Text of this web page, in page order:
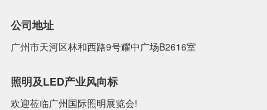
公司地址
广州市天河区林和西路9号耀中广场B2616室
照明及LED产业风向标
欢迎莅临广州国际照明展览会!